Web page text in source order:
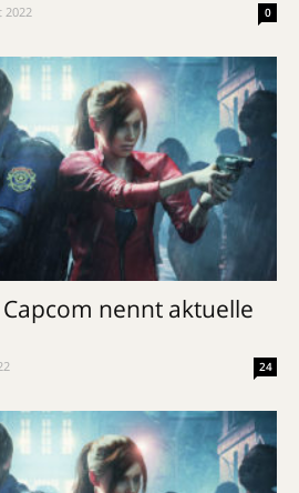
2022 0
Capcom nennt aktuelle
24